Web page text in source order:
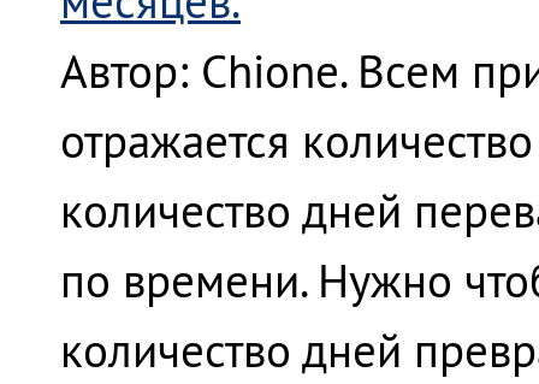
Автор: Chione. Всем
отражается
количество дней
по времени. Нужно
количество дней